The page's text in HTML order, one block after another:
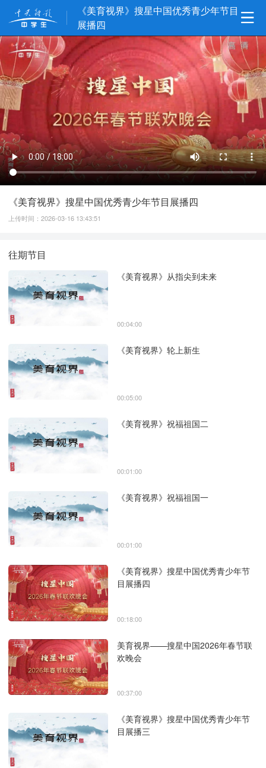
《美育视界》搜星中国优秀青少年节目
展播四
《美育视界》搜星中国优秀青少年节目展播四
上传时间：2026-03-16 13:43:51
往期节目
《美育视界》从指尖到未来
00:04:00
《美育视界》轮上新生
00:05:00
《美育视界》祝福祖国二
00:01:00
《美育视界》祝福祖国一
00:01:00
《美育视界》搜星中国优秀青少年节
目展播四
00:18:00
美育视界——搜星中国2026年春节联
欢晚会
00:37:00
《美育视界》搜星中国优秀青少年节
目展播三